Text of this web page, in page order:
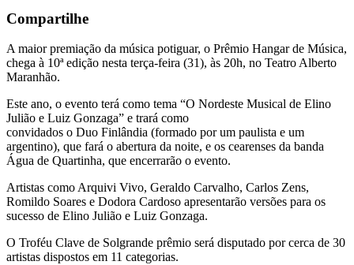
Compartilhe
A maior premiação da música potiguar, o Prêmio Hangar de Música,
chega à 10ª edição nesta terça-feira (31), às 20h, no Teatro Alberto
Maranhão.
Este ano, o evento terá como tema “O Nordeste Musical de Elino
Julião e Luiz Gonzaga” e trará como
convidados o Duo Finlândia (formado por um paulista e um
argentino), que fará o abertura da noite, e os cearenses da banda
Água de Quartinha, que encerrarão o evento.
Artistas como Arquivi Vivo, Geraldo Carvalho, Carlos Zens,
Romildo Soares e Dodora Cardoso apresentarão versões para os
sucesso de Elino Julião e Luiz Gonzaga.
O Troféu Clave de Solgrande prêmio será disputado por cerca de 30
artistas dispostos em 11 categorias.